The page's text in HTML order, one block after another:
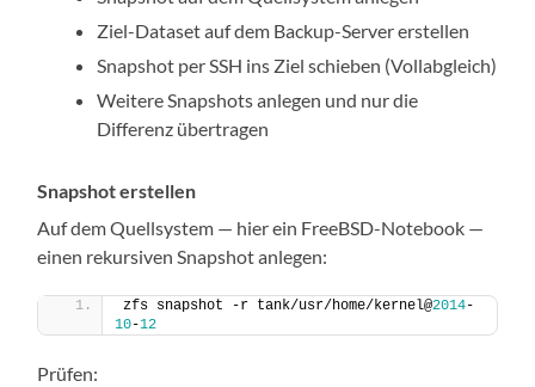
Ziel-Dataset auf dem Backup-Server erstellen
Snapshot per SSH ins Ziel schieben (Vollabgleich)
Weitere Snapshots anlegen und nur die
Differenz übertragen
Snapshot erstellen
Auf dem Quellsystem — hier ein FreeBSD-Notebook —
einen rekursiven Snapshot anlegen:
zfs snapshot -r tank/usr/home/kernel@2014-
10-12
Prüfen: